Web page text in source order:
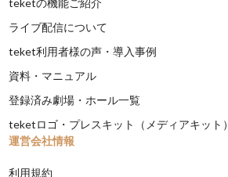
teketの機能ご紹介
ライブ配信について
teket利用者様の声・導入事例
資料・マニュアル
登録済み劇場・ホール一覧
teketロゴ・プレスキット（メディアキット）
運営会社情報
利用規約